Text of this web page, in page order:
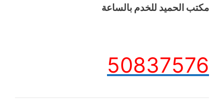
مكتب الحميد للخدم بالساعة
50837576